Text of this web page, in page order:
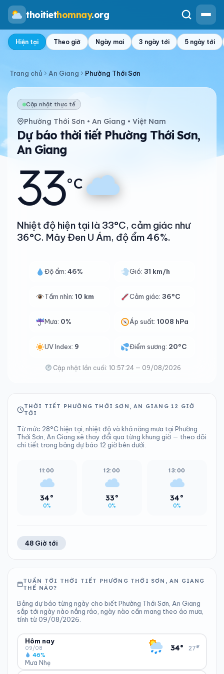
thoitiethomnay.org
Hiện tại Theo giờ Ngày mai 3 ngày tới 5 ngày tới
Trang chủ An Giang Phường Thới Sơn
Cập nhật thực tế
Phường Thới Sơn • An Giang • Việt Nam
Dự báo thời tiết Phường Thới Sơn,
An Giang
33°C
Nhiệt độ hiện tại là 33°C, cảm giác như
36°C. Mây Đen U Ám, độ ẩm 46%.
Độ ẩm: 46% Gió:31 km/h
Tầm nhìn: 10 km Cảm giác:36°C
Mưa: 0% Áp suất:1008 hPa
UV Index: 9 Điểm sương: 20°C
Cập nhật lần cuối: 10:57:24 — 09/08/2026
THỜI TIẾT PHƯỜNG THỚI SƠN, AN GIANG 12 GIỜ
TỚI
Từ mức 28°C hiện tại, nhiệt độ và khả năng mưa tại Phường
Thới Sơn, An Giang sẽ thay đổi qua từng khung giờ — theo dõi
chi tiết trong bảng dự báo 12 giờ bên dưới.
11:00
34°
0%
12:00
33°
0%
13:00
34°
0%
48 Giờ tới
TUẦN TỚI THỜI TIẾT PHƯỜNG THỚI SƠN, AN GIANG
THẾ NÀO?
Bảng dự báo từng ngày cho biết Phường Thới Sơn, An Giang
sắp tới ngày nào nắng ráo, ngày nào cần mang theo áo mưa,
tính từ 09/08/2026.
Hôm nay
09/08
Mưa Nhẹ
46%
34° 27°
▾